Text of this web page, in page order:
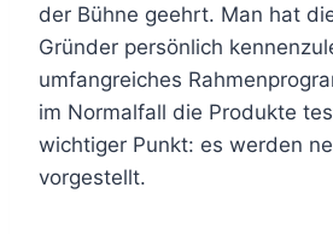
der Bühne geehrt. Man hat
Gründer persönlich
umfangreiches
im Normalfall die Produkte
wichtiger Punkt: es werden
vorgestellt.